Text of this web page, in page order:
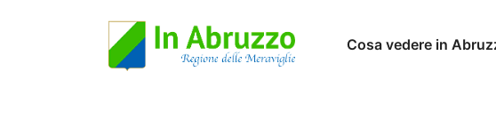
Cosa vedere in